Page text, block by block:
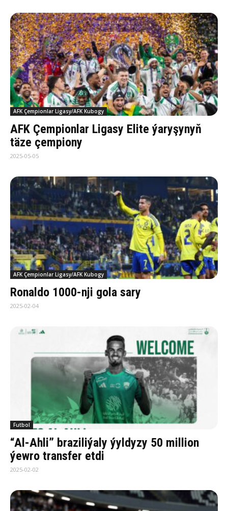
AFK Çempionlar Ligasy/AFK Kubogy
AFK Çempionlar Ligasy Elite ýaryşynyň
täze çempiony
2025-05-05
AFK Çempionlar Ligasy/AFK Kubogy
Ronaldo 1000-nji gola sary
2025-02-04
Futbol
“Al-Ahli” braziliýaly ýyldyzy 50 million
ýewro transfer etdi
2025-02-02